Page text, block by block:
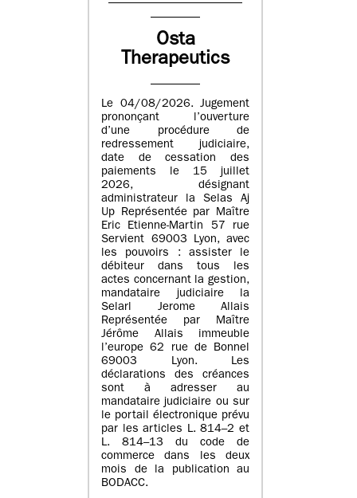
Osta
Therapeutics
Le 04/08/2026. Jugement
prononçant l’ouverture
d’une procédure de
redressement judiciaire,
date de cessation des
paiements le 15 juillet
2026, désignant
administrateur la Selas Aj
Up Représentée par Maître
Eric Etienne-Martin 57 rue
Servient 69003 Lyon, avec
les pouvoirs : assister le
débiteur dans tous les
actes concernant la gestion,
mandataire judiciaire la
Selarl Jerome Allais
Représentée par Maître
Jérôme Allais immeuble
l’europe 62 rue de Bonnel
69003 Lyon. Les
déclarations des créances
sont à adresser au
mandataire judiciaire ou sur
le portail électronique prévu
par les articles L. 814–2 et
L. 814–13 du code de
commerce dans les deux
mois de la publication au
BODACC.